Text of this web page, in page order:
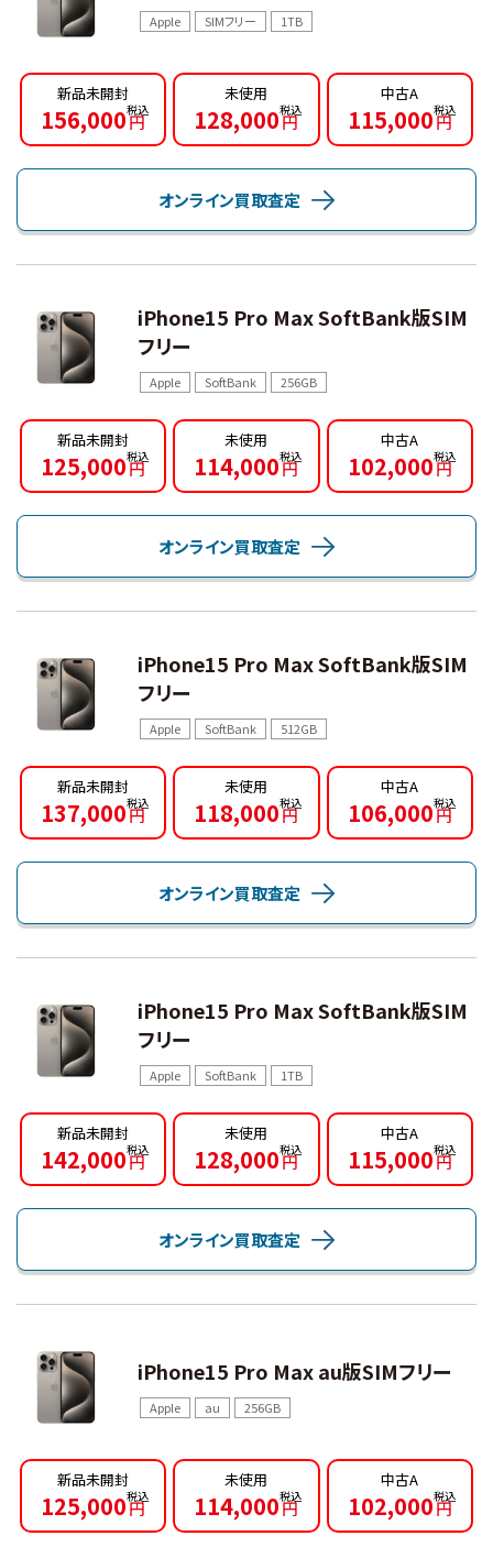
Apple SIMフリー 1TB
新品未開封
156,000円
未使用
128,000円
中古A
115,000円
オンライン買取査定
iPhone15 Pro Max SoftBank版SIM
フリー
Apple SoftBank 256GB
新品未開封
125,000円
未使用
114,000円
中古A
102,000円
オンライン買取査定
iPhone15 Pro Max SoftBank版SIM
フリー
Apple SoftBank 512GB
新品未開封
137,000円
未使用
118,000円
中古A
106,000円
オンライン買取査定
iPhone15 Pro Max SoftBank版SIM
フリー
Apple SoftBank 1TB
新品未開封
142,000円
未使用
128,000円
中古A
115,000円
オンライン買取査定
iPhone15 Pro Max au版SIMフリー
Apple au 256GB
新品未開封
125,000円
未使用
114,000円
中古A
102,000円